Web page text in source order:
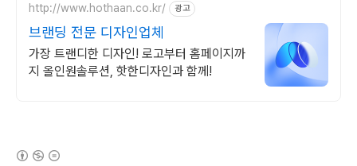
http://www.hothaan.co.kr/ 광고
브랜딩 전문 디자인업체
가장 트랜디한 디자인! 로고부터 홈페이지까
지 올인원솔루션, 핫한디자인과 함께!